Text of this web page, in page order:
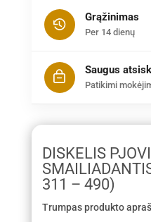
Grąžinimas
Per 14 dienų
Saugus
Patikimi
DISKELIS
311 – 490)
Trumpas produkto